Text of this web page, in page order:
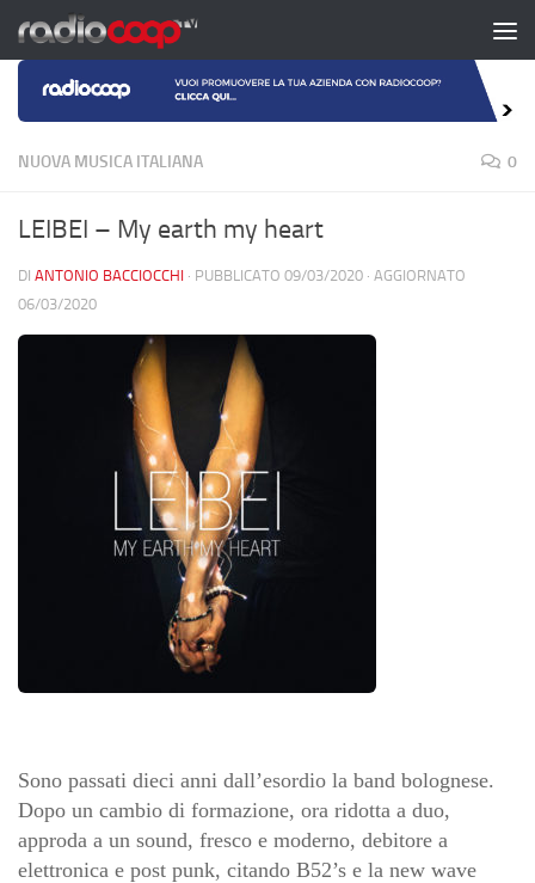
Salta al contenuto
NUOVA MUSICA ITALIANA 0
LEIBEI – My earth my heart
DI ANTONIO BACCIOCCHI · PUBBLICATO 09/03/2020 · AGGIORNATO
06/03/2020
Sono passati dieci anni dall’esordio la band bolognese.
Dopo un cambio di formazione, ora ridotta a duo,
approda a un sound, fresco e moderno, debitore a
elettronica e post punk, citando B52’s e la new wave